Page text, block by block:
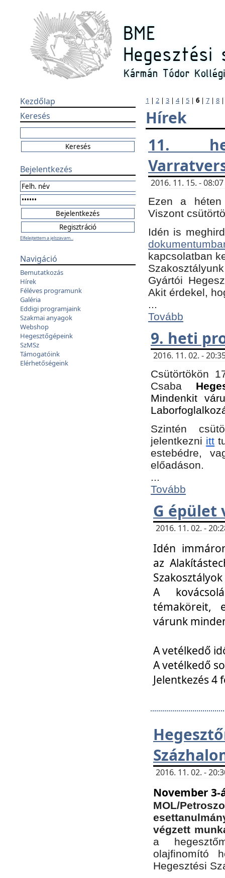
Kezdőlap
Keresés
Bejelentkezés
Elfelejtettem a jelszavam...
Navigáció
Bemutatkozás
Hírek
Féléves programunk
Galéria
Eddigi programjaink
Szakmai anyagok
Webshop
Hegesztőgépeink
SzMSz
Támogatóink
Elérhetőségeink
1 | 2 | 3 | 4| 5 | 6 | 7 | 8
Hírek
11.
2016. 11. 15. -
Ezen a héten
Viszont
Idén is
kapcsolatban
Gyártói
Akit érdekel,
...
Tovább
9. heti
2016. 11. 02. -
Csütörtökön
Csaba
Mindenkit
Szintén
jelentkezni itt
estebédre,
előadáson.
...
Tovább
G épület
2016. 11. 02. -
Idén
az
A
témaköreit,
várunk
A vetélkedő
A vetélkedő
Jelentkezés 4
2016. 11. 02. -
November
MOL/
végzett
a
olajfinomító
Hegesztési